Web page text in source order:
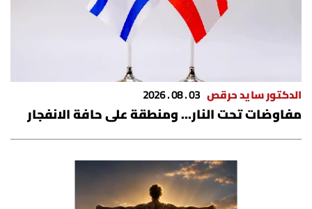
الدكتور سايد حرقص 03 . 08 . 2026
مفاوضات تحت النار... ومنطقة على حافة الانفجار